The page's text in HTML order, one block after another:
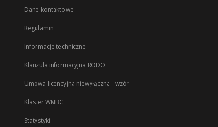
Dane kontaktowe
Regulamin
Informacje techniczne
Klauzula informacyjna RODO
Umowa licencyjna niewyłączna - wzór
Klaster WMBC
Statystyki